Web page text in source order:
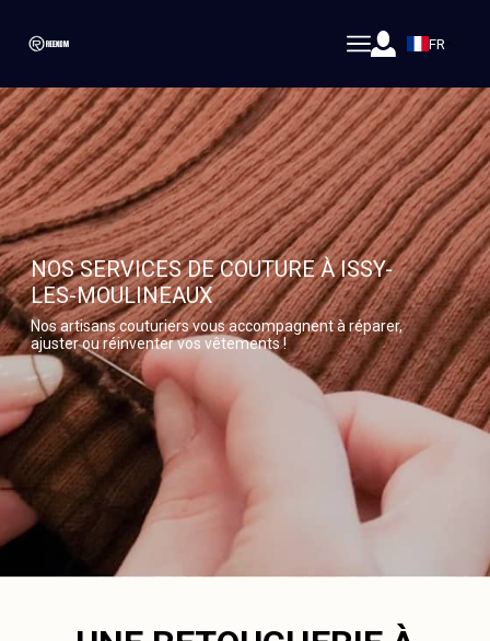
FR
NOS SERVICES DE COUTURE À ISSY-
LES-MOULINEAUX
Nos artisans couturiers vous accompagnent à réparer,
ajuster ou réinventer vos vêtements !